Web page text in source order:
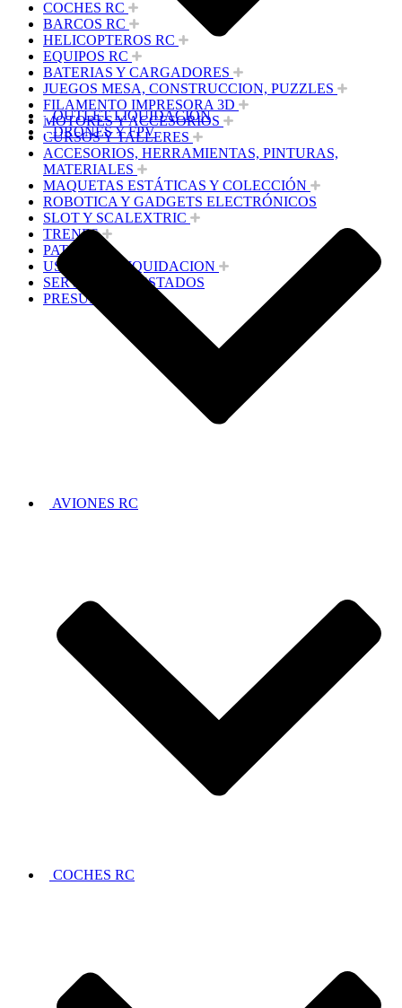
COCHES RC
BARCOS RC
HELICOPTEROS RC
EQUIPOS RC
BATERIAS Y CARGADORES
JUEGOS MESA, CONSTRUCCION, PUZZLES
FILAMENTO IMPRESORA 3D
MOTORES Y ACCESORIOS
CURSOS Y TALLERES
ACCESORIOS, HERRAMIENTAS, PINTURAS,
MATERIALES
MAQUETAS ESTÁTICAS Y COLECCIÓN
ROBOTICA Y GADGETS ELECTRÓNICOS
SLOT Y SCALEXTRIC
TRENES
PATINES
USADOS Y LIQUIDACION
SERVICIOS PRESTADOS
PRESUPUESTOS
OUTLET LIQUIDACION
DRONES Y FPV
AVIONES RC
COCHES RC